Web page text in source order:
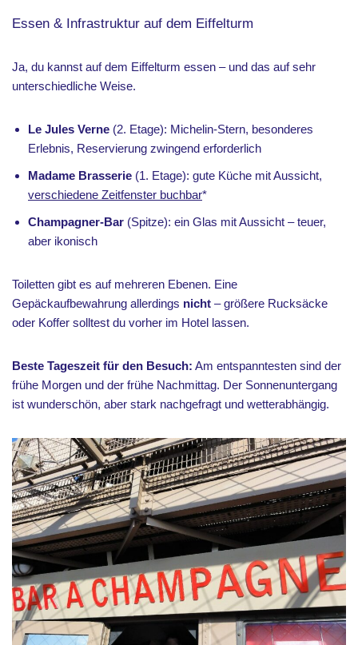
Essen & Infrastruktur auf dem Eiffelturm
Ja, du kannst auf dem Eiffelturm essen – und das auf sehr
unterschiedliche Weise.
Le Jules Verne (2. Etage): Michelin-Stern, besonderes
Erlebnis, Reservierung zwingend erforderlich
Madame Brasserie (1. Etage): gute Küche mit Aussicht,
verschiedene Zeitfenster buchbar*
Champagner-Bar (Spitze): ein Glas mit Aussicht – teuer,
aber ikonisch
Toiletten gibt es auf mehreren Ebenen. Eine
Gepäckaufbewahrung allerdings nicht – größere Rucksäcke
oder Koffer solltest du vorher im Hotel lassen.
Beste Tageszeit für den Besuch: Am entspanntesten sind der
frühe Morgen und der frühe Nachmittag. Der Sonnenuntergang
ist wunderschön, aber stark nachgefragt und wetterabhängig.